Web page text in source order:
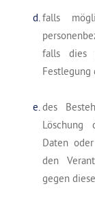
falls
falls dies
Festlegung
des
Löschung
Daten
den
gegen